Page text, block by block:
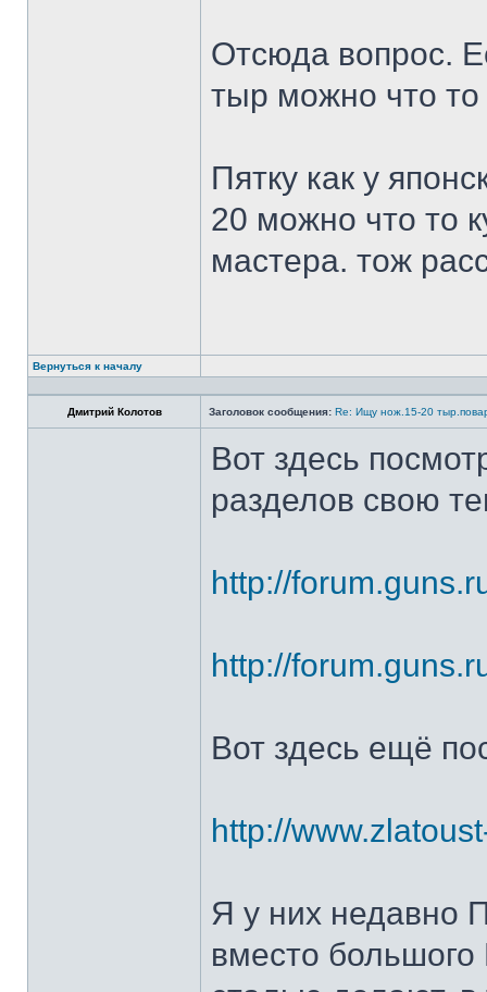
Отсюда вопрос.
тыр можно что
Пятку как у
20 можно что то
мастера. тож
Вернуться к началу
Дмитрий Колотов Заголовок сообщения: Re: Ищу нож.15-20
Вот здесь
разделов свою
http://
http://
Вот здесь ещё
http://
Я у них недавно
вместо